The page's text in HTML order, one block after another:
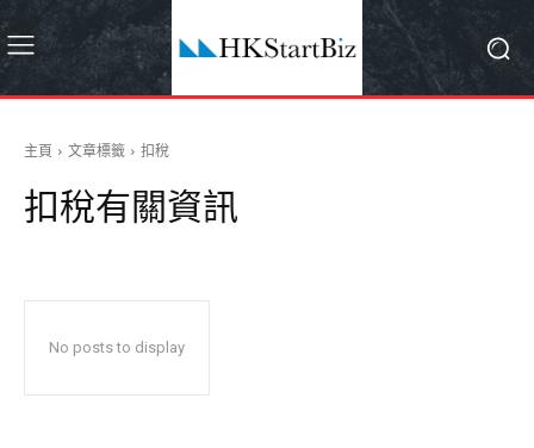
主頁 文章標籤 扣稅
扣稅有關資訊
No posts to display